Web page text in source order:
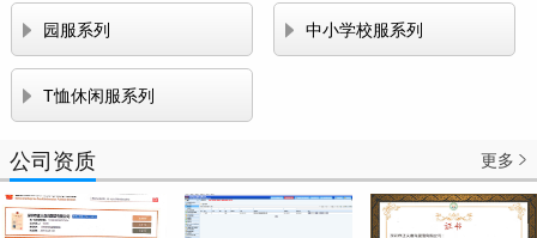
 园服系列  中小学校服系列
 T恤休闲服系列
公司资质 更多 